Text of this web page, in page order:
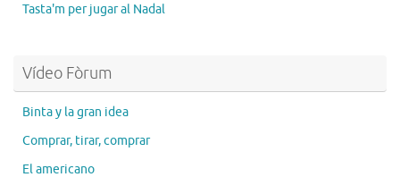
Tasta'm per jugar al Nadal
Vídeo Fòrum
Binta y la gran idea
Comprar, tirar, comprar
El americano